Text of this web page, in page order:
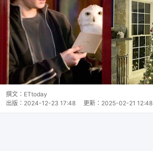
撰文： ETtoday
出版： 2024-12-23 17:48 更新： 2025-02-21 12:48